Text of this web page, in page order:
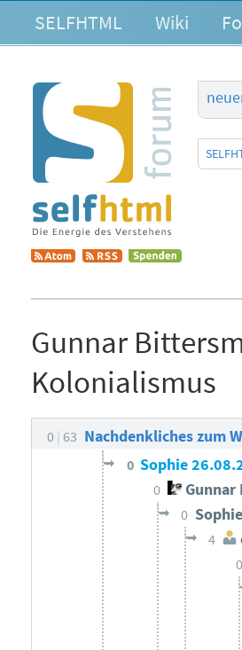
SELFHTML Wiki
Gunnar
Kolonialismus
0 63 Nachdenkliches zum
0 Sophie
0
0
4
0